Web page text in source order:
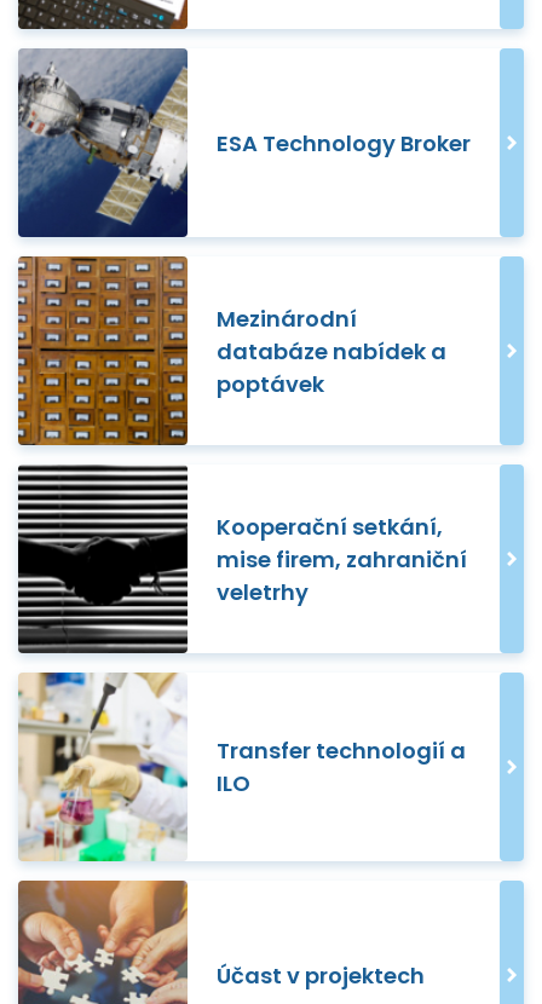
ESA Technology Broker
Mezinárodní
databáze nabídek a
poptávek
Kooperační setkání,
mise firem, zahraniční
veletrhy
Transfer technologií a
ILO
Účast v projektech